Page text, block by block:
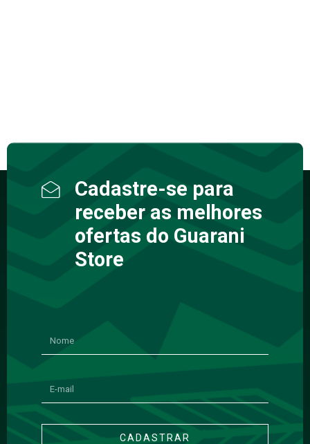
Cadastre-se para
receber as melhores
ofertas do Guarani
Store
CADASTRAR